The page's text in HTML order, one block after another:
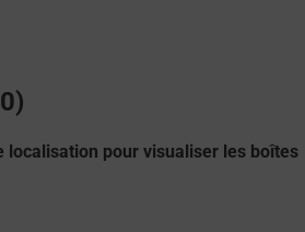
localisation pour visualiser les boîtes